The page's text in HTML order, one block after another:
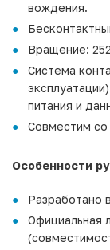
вождения.
Вращение:
Система
питания и
Совместим со
Особенности
Разработано
Официальная